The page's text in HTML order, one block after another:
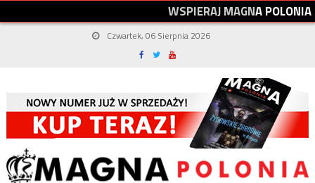
WSPIERAJMAGNAPOLONIA
Czwartek, 06 Sierpnia 2026